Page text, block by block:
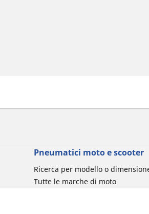
Pneumatici moto e scooter
Ricerca per modello o
Tutte le marche di moto